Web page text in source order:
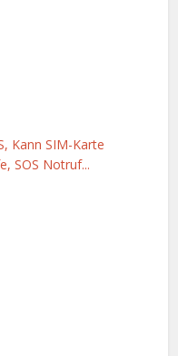
Kann SIM-Karte
SOS Notruf...